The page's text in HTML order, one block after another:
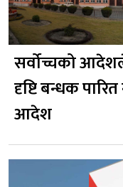
सर्वोच्चको
दृष्टि बन्धक
आदेश